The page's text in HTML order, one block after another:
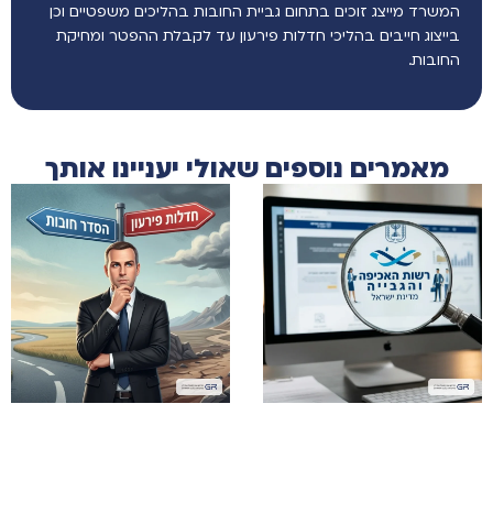
המשרד מייצג זוכים בתחום גביית החובות בהליכים משפטיים וכן
בייצוג חייבים בהליכי חדלות פירעון עד לקבלת ההפטר ומחיקת
החובות.
מאמרים נוספים שאולי יעניינו אותך